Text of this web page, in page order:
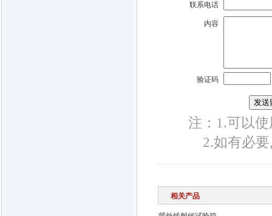
联系电话
内容
验证码
注：1.可以
2.如有必
相关产品